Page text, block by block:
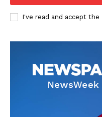
I've read and accept the